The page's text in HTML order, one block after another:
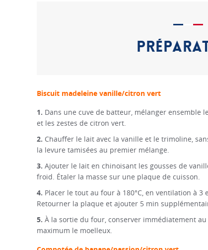
Biscuit madeleine vanille/citron vert
Dans une cuve de batteur, mélanger ensemble
et les zestes de citron vert.
Chauffer le lait avec la vanille et le trimoline,
la levure tamisées au premier mélange.
Ajouter le lait en chinoisant les gousses de
froid. Étaler la masse sur une plaque de cuisson.
Placer le tout au four à 180°C, en ventilation à
Retourner la plaque et ajouter 5 min
À la sortie du four, conserver immédiatement
maximum le moelleux.